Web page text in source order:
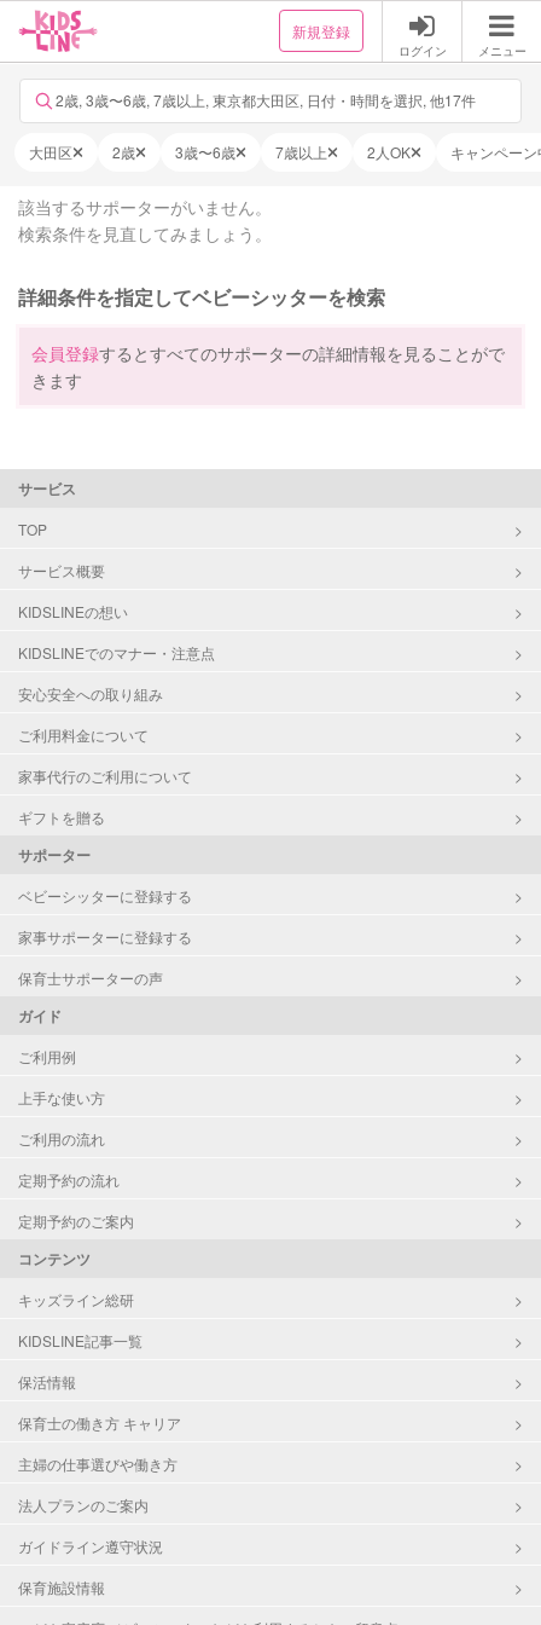
新規登録
ログイン メニュー
2歳, 3歳〜6歳, 7歳以上, 東京都大田区, 日付・時間を選択, 他17件
大田区 2歳 3歳〜6歳 7歳以上 2人OK キャンペーン
該当するサポーターがいません。
検索条件を見直してみましょう。
詳細条件を指定してベビーシッターを検索
会員登録するとすべてのサポーターの詳細情報を見ることがで
きます
サービス
TOP
サービス概要
KIDSLINEの想い
KIDSLINEでのマナー・注意点
安心安全への取り組み
ご利用料金について
家事代行のご利用について
ギフトを贈る
サポーター
ベビーシッターに登録する
家事サポーターに登録する
保育士サポーターの声
ガイド
ご利用例
上手な使い方
ご利用の流れ
定期予約の流れ
定期予約のご案内
コンテンツ
キッズライン総研
KIDSLINE記事一覧
保活情報
保育士の働き方 キャリア
主婦の仕事選びや働き方
法人プランのご案内
ガイドライン遵守状況
保育施設情報